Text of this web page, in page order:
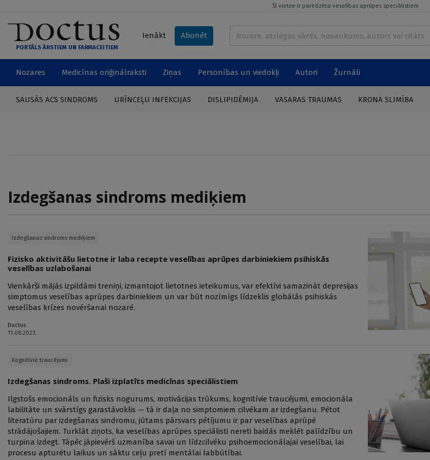
Šī vietne ir paredzēta veselības aprūpes speciālistiem
PORTĀLS ĀRSTIEM UN FARMACEITIEM
Ienākt Abonēt
Nozares Medicīnas oriģinālraksti Ziņas Personības un viedokļi Autori Žurnāli
SAUSĀS ACS SINDROMS URĪNCEĻU INFEKCIJAS DISLIPIDĒMIJA VASARAS TRAUMAS KRONA SLIMĪBA
Izdegšanas sindroms mediķiem
Izdegšanas sindroms mediķiem
Fizisko aktivitāšu lietotne ir laba recepte veselības aprūpes darbiniekiem psihiskās
veselības uzlabošanai
Vienkārši mājās izpildāmi treniņi, izmantojot lietotnes ieteikumus, var efektīvi samazināt depresijas
simptomus veselības aprūpes darbiniekiem un var būt nozīmīgs līdzeklis globālās psihiskās
veselības krīzes novēršanai nozarē.
Doctus
11.08.2023.
Kognitīvie traucējumi
Izdegšanas sindroms. Plaši izplatīts medicīnas speciālistiem
Ilgstošs emocionāls un fizisks nogurums, motivācijas trūkums, kognitīvie traucējumi, emocionāla
labilitāte un svārstīgs garastāvoklis — tā ir daļa no simptomiem cilvēkam ar izdegšanu. Pētot
literatūru par izdegšanas sindromu, jūtams pārsvars pētījumu ir par veselības aprūpē
strādājošajiem. Turklāt ziņots, ka veselības aprūpes speciālisti nereti baidās meklēt palīdzību un
turpina izdegt. Tāpēc jāpievērš uzmanība savai un līdzcilvēku psihoemocionālajai veselībai, lai
procesu apturētu laikus un sāktu ceļu pretī mentālai labbūtībai.